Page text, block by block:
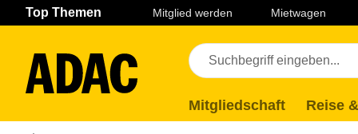
Navigation Seiteninhalt Fußzeile
Top Themen Mitglied werden Mietwagen
Mitgliedschaft Reise